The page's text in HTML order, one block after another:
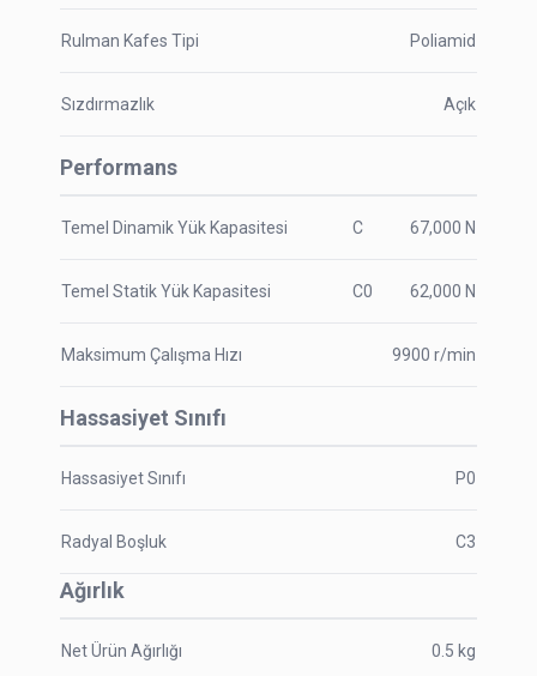
Rulman Kafes Tipi Poliamid
Sızdırmazlık Açık
Performans
Temel Dinamik Yük Kapasitesi C 67,000 N
Temel Statik Yük Kapasitesi C0 62,000 N
Maksimum Çalışma Hızı 9900 r/min
Hassasiyet Sınıfı
Hassasiyet Sınıfı P0
Radyal Boşluk C3
Ağırlık
Net Ürün Ağırlığı 0.5 kg